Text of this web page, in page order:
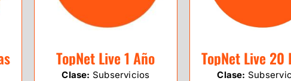
TopNet Live 1 Año
Clase: Subservicios
TopNet Live 20
Clase: